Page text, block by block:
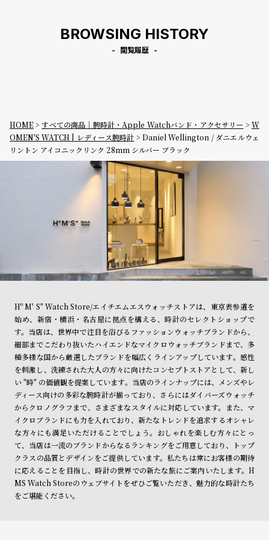
BROWSING HISTORY
閲覧履歴
HOME すべての商品｜腕時計・Apple Watchバンド・アクセサリー
W
OMEN'S WATCH | レディース腕時計
Daniel Wellington / ダニエルウェ
リントン アイコニックリンク 28mm シルバー ブラック
Hº M' S" Watch Store/エイチエムエスウォッチストアは、東京表参道を
始め、新宿・横浜・名古屋に拠点を構える、時計のセレクトショップで
す。当店は、世界中で注目を浴びるファッションウォッチブランドから、
細部までこだわり抜いたハイエンドなマイクロウォッチブランドまで、多
種多様な国から厳選したブランドを幅広くラインアップしています。感性
を刺激し、洗練された大人の方々に向けたコンセプトストアとして、新し
い "時" の価値観を提案しています。当店のラインナップには、メンズやレ
ディース向けの多彩な腕時計が揃っており、さらにはダイバーズウォッチ
からクロノグラフまで、さまざまなスタイルに対応しています。また、マ
イクロブランドにも力を入れており、新たなトレンドを追求するオシャレ
な方々にも満足いただけることでしょう。おしゃれを楽しむ方々にとっ
て、当店は一流のブランドからなるランキングをご用意しており、トップ
クラスの品質とデザインをご提供しています。私たちは常にお客様の期待
に応えることを目指し、時計の世界での新たな旅にご案内いたします。H
MS Watch Storeのウェブサイトをぜひご覧いただき、魅力的な時計たち
をご堪能ください。